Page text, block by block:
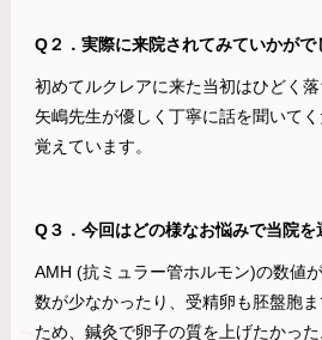
Q２．実際に来院されてみていかがで
初めてルクレアに来た当初はひどく落
矢嶋先生が優しく丁寧に話を聞いて
覚えています。
Q３．今回はどの様なお悩みで当院を
AMH (抗ミュラー管ホルモン)の数値
数が少なかったり、受精卵も胚盤胞
ため、鍼灸で卵子の質を上げたかった